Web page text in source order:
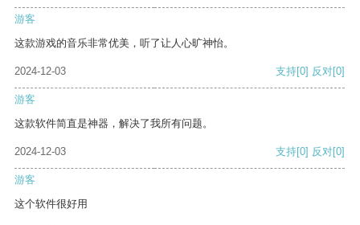
游客
这款游戏的音乐非常优美，听了让人心旷神怡。
2024-12-03 支持[0] 反对[0]
游客
这款软件简直是神器，解决了我所有问题。
2024-12-03 支持[0] 反对[0]
游客
这个软件很好用